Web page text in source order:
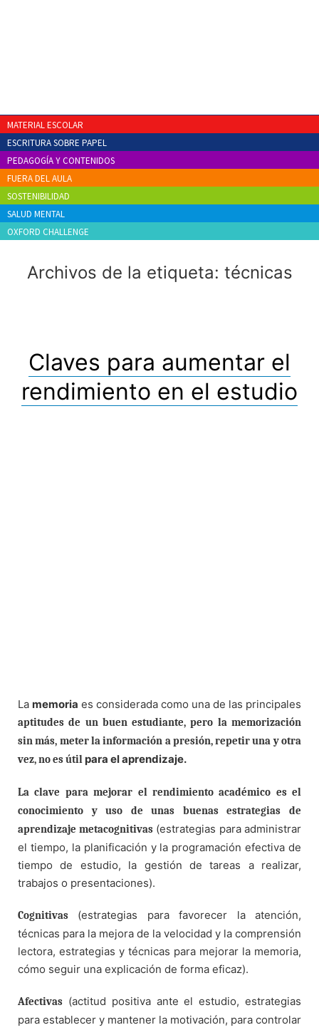
MATERIAL ESCOLAR
ESCRITURA SOBRE PAPEL
PEDAGOGÍA Y CONTENIDOS
FUERA DEL AULA
SOSTENIBILIDAD
SALUD MENTAL
OXFORD CHALLENGE
Archivos de la etiqueta: técnicas
Claves para aumentar el
rendimiento en el estudio
La memoria es considerada como una de las principales
aptitudes de un buen estudiante, pero la memorización
sin más, meter la información a presión, repetir una y otra
vez, no es útil para el aprendizaje.
La clave para mejorar el rendimiento académico es el
conocimiento y uso de unas buenas estrategias de
aprendizaje metacognitivas(estrategias para administrar
el tiempo, la planificación y la programación efectiva de
tiempo de estudio, la gestión de tareas a realizar,
trabajos o presentaciones).
Cognitivas (estrategias para favorecer la atención,
técnicas para la mejora de la velocidad y la comprensión
lectora, estrategias y técnicas para mejorar la memoria,
cómo seguir una explicación de forma eficaz).
Afectivas (actitud positiva ante el estudio, estrategias
para establecer y mantener la motivación, para controlar